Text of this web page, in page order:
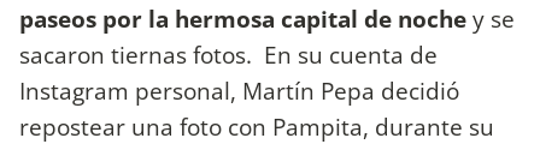
paseos por la hermosa capital de nochey se
sacaron tiernas fotos. En su cuenta de
Instagram personal, Martín Pepa decidió
repostear una foto con Pampita, durante su